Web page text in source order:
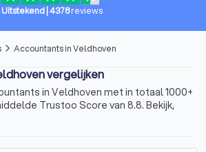
Uitstekend| 4378 reviews
arrow_forward_ios Accountants in Veldhoven
vergelijken
in Veldhoven met in totaal 1000+
Trustoo Score van 8.8. Bekijk,